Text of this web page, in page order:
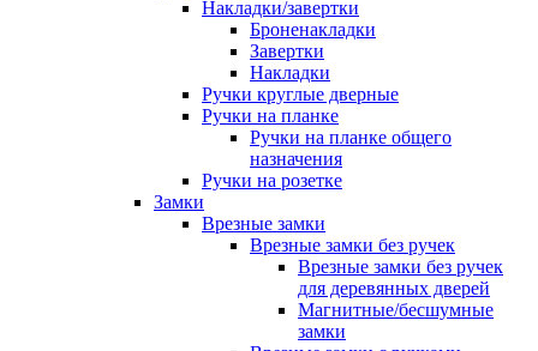
Накладки/завертки
Броненакладки
Завертки
Накладки
Ручки круглые дверные
Ручки на планке
Ручки на планке общего
назначения
Ручки на розетке
Замки
Врезные замки
Врезные замки без ручек
Врезные замки без ручек
для деревянных дверей
Магнитные/бесшумные
замки